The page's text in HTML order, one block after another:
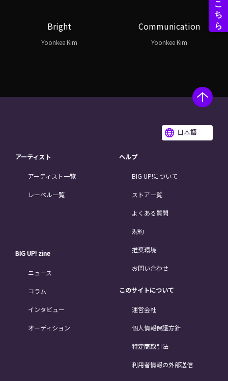
Bright
Yoonkee Kim
Communication
Yoonkee Kim
日本語
アーティスト
アーティスト一覧
レーベル一覧
BIG UP! zine
ニュース
コラム
インタビュー
オーディション
ヘルプ
BIG UP!について
ストア一覧
よくある質問
規約
推奨環境
お問い合わせ
このサイトについて
運営会社
個人情報保護方針
特定商取引法
利用者情報の外部送信